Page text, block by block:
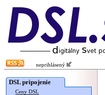
neprihlásený
DSL pripojenie
Ceny DSL